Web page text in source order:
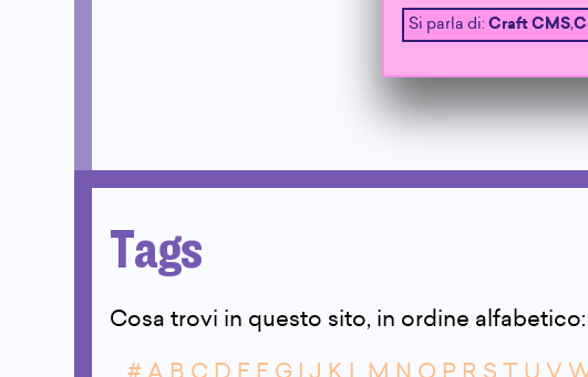
Si parla di:Craft CMS,
Tags
Cosa trovi in questo sito, in ordine alfabetico: